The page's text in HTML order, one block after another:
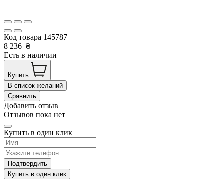
Код товара 145787
8 236 ₴
Есть в наличии
Купить
В список желаний
Сравнить
Добавить отзыв
Отзывов пока нет
Купить в один клик
Подтвердить
Купить в один клик